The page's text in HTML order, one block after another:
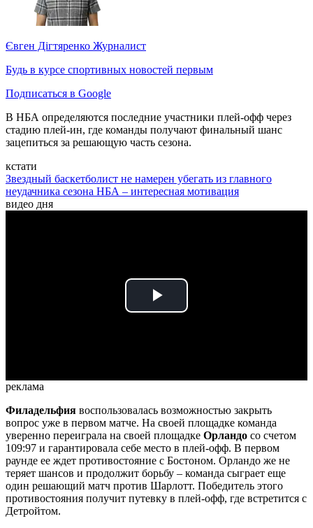
Євген Дігтяренко Журналист
Будь в курсе спортивных новостей первым
Подписаться в Google
В НБА определяются последние участники плей-офф через
стадию плей-ин, где команды получают финальный шанс
зацепиться за решающую часть сезона.
кстати
Звездный баскетболист не намерен убегать из главного
неудачника сезона НБА – интересная мотивация
видео дня
Play
реклама
Филадельфия воспользовалась возможностью закрыть
вопрос уже в первом матче. На своей площадке команда
уверенно переиграла на своей площадке Орландо со счетом
109:97 и гарантировала себе место в плей-офф. В первом
раунде ее ждет противостояние с Бостоном. Орландо же не
теряет шансов и продолжит борьбу – команда сыграет еще
один решающий матч против Шарлотт. Победитель этого
противостояния получит путевку в плей-офф, где встретится с
Детройтом.